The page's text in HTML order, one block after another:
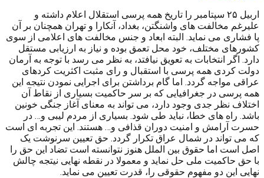
اربیل ۲۵ سپتامبر را تاریخ همه پرسی استقلال اعلام داشته و
علیرغم مخالفت های واشنگتن، بغداد، آنکارا و تهران همچنان بر آن
پا فشاری می نماید. البته ابعاد و جنس مخالفت های اعلامی از سوی
کشورهای مختلف، خود محل تعمق بوده و نیاز به ارزیابی مستقل
دارد. اگر انتخابات به تعویق نیافتد، به نظر می رسد با توجه به آرمان
دولت کردی همه پرسی با استقبال و رای مثبت اکثریت کردهای
عراقی مواجه گردد. اما گام برداشتن برای اجرایی نمودن نتیجه این
همه پرسی در جغرافیایی که بر سر حاکمیت بسیاری از نقاط آن
اختلاف نظر جدی وجود دارد، می تواند به معنای آغاز جنگی خونین
باشد. راه های خطا، نباید طی شود. بسیاری از مردم لیبی و… در
حسرت آرامش و امنیت دوران قذافی و… هستند. این تجربه ای است
که می تواند در شمال عراق تکرار گردد. حق تعیین سرنوشت یک
اصل است اما حقوق بین الملل هنوز نتوانسته است تضاد این حق را
با حق حاکمیت ملی حل نماید و معمولا در نقطه نهایی نیتجه چالش
نهایی این دو مفهوم حقوقی را، قدرت تعیین می نماید.